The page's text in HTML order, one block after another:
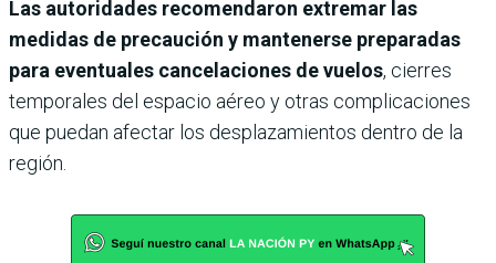
Las autoridades recomendaron extremar las
medidas de precaución y mantenerse preparadas
para eventuales cancelaciones de vuelos, cierres
temporales del espacio aéreo y otras complicaciones
que puedan afectar los desplazamientos dentro de la
región.